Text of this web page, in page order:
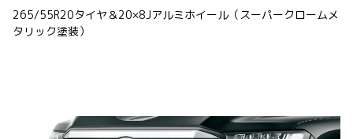
265/55R20タイヤ＆20×8Jアルミホイール（スーパークロームメ
タリック塗装）